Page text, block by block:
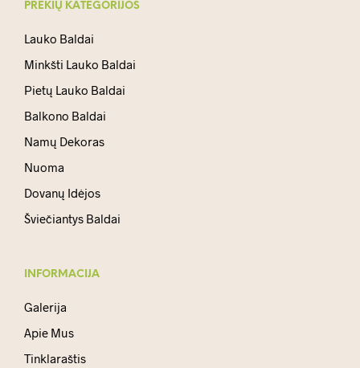
PREKIŲ KATEGORIJOS
Lauko Baldai
Minkšti Lauko Baldai
Pietų Lauko Baldai
Balkono Baldai
Namų Dekoras
Nuoma
Dovanų Idėjos
Šviečiantys Baldai
INFORMACIJA
Galerija
Apie Mus
Tinklaraštis